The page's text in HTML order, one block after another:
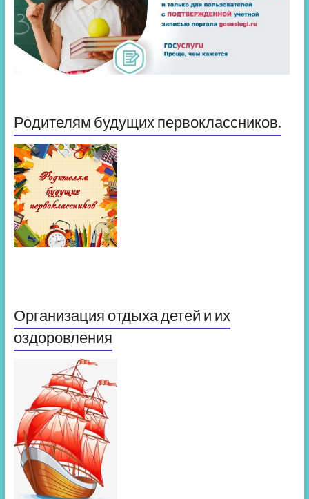
Родителям будущих первоклассников.
Организация отдыха детей и их
оздоровления